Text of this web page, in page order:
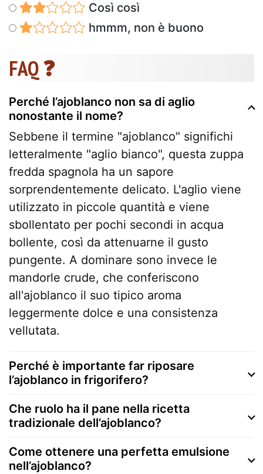
Così così
hmmm, non è buono
FAQ ❓
Perché l’ajoblanco non sa di aglio
nonostante il nome?
Sebbene il termine "ajoblanco" significhi
letteralmente "aglio bianco", questa zuppa
fredda spagnola ha un sapore
sorprendentemente delicato. L'aglio viene
utilizzato in piccole quantità e viene
sbollentato per pochi secondi in acqua
bollente, così da attenuarne il gusto
pungente. A dominare sono invece le
mandorle crude, che conferiscono
all'ajoblanco il suo tipico aroma
leggermente dolce e una consistenza
vellutata.
Perché è importante far riposare
l’ajoblanco in frigorifero?
Che ruolo ha il pane nella ricetta
tradizionale dell’ajoblanco?
Come ottenere una perfetta emulsione
nell’ajoblanco?